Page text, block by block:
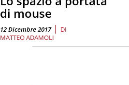
di mouse
12 Dicembre 2017 | DI
MATTEO ADAMOLI